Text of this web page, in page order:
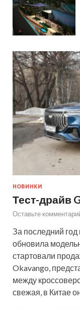
НОВИНКИ
Тест-драйв
Оставьте
За последний
обновила
стартовали
Okavango,
между
свежая, в Китае